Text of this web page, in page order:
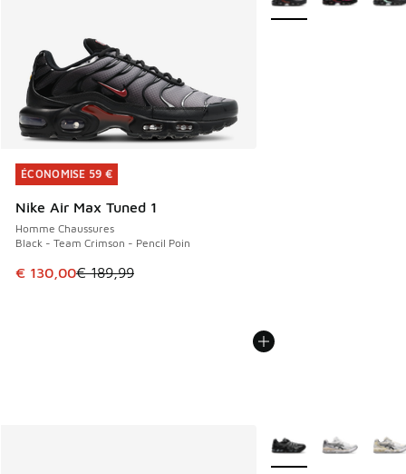
ÉCONOMISE 59 €
Nike Air Max Tuned 1
Homme Chaussures
Black - Team Crimson - Pencil Poin
Cet article est en promotion. Prix en baisse de € 189,99 à
€ 130,00€ 189,99
ÉCONOMISE 59 €
Plus de couleurs